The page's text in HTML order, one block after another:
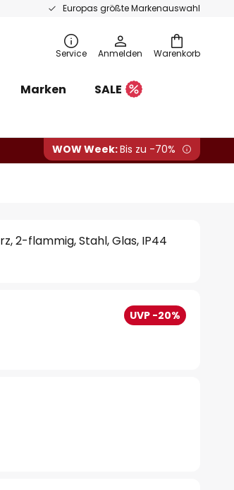
Europas größte Markenauswahl
Warenkorb
Service Anmelden
Marken
SALE
WOW Week:Bis zu -70%
2-flammig, Stahl, Glas, IP44
UVP -20%